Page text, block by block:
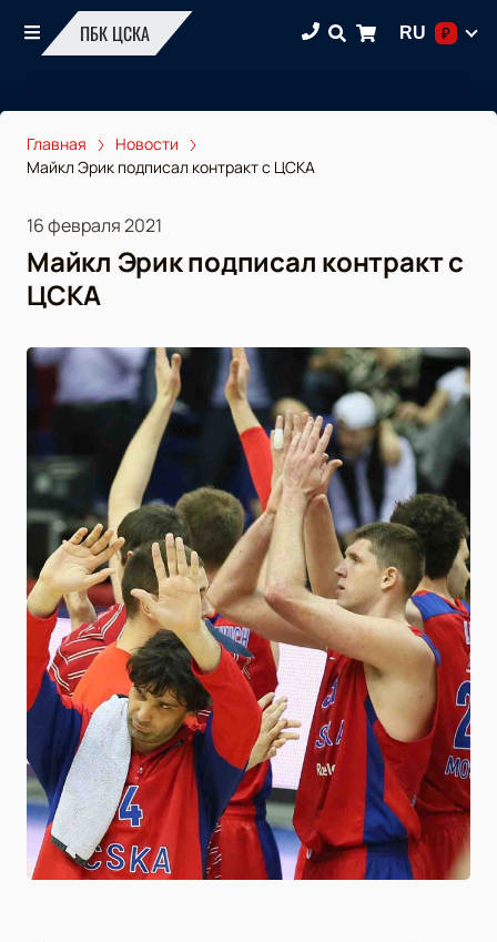
ПБК ЦСКА RU ₽
Главная
Новости
Майкл Эрик подписал контракт с ЦСКА
16 февраля 2021
Майкл Эрик подписал контракт с
ЦСКА